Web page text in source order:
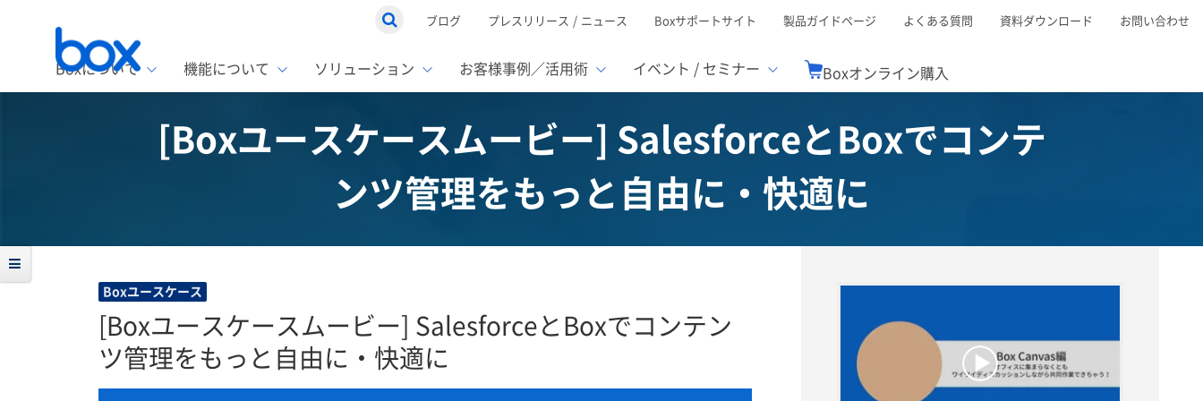
ブログ プレスリリース / ニュース Boxサポートサイト 製品ガイドページ よくある質問 資料ダウンロード お問い合わせ
Boxについて
Boxとは
Boxの特徴
コスト削減
安全なファイル共有
Boxが選ばれる理由
Box製品セミナー
外部からの評価
機能について
Boxの機能TOP
Box Enterprise
Box AI
Box Doc Gen
Box Forms
連携サービスTOP
Microsoft連携
Salesforce連携
集
機能一覧表
ソリューション
ソリューション
課題別 業種別
ファイルサーバー容量ひっ迫
情報の脱サイロ化
DXの推進
脱PPAP
ランサムウェア対策
情報漏洩の防止
AIの活用
コンサルティング
（次世代のシステムを考えるコミュニティ）
お客様事例／活用術
お客様活用事例
企業規模で選ぶ
2,001名〜5,000名
5,001名〜
シーン別活用術
クラウドストレージ
イベント / セミナー
製品セミナーTOP イベント・セミナーTOP イベント・セミナーレポート
Boxオンライン購入
[Boxユースケースムービー] SalesforceとBoxでコンテ
ンツ管理をもっと自由に・快適に
Boxユースケース
[Boxユースケースムービー] SalesforceとBoxでコンテン
ツ管理をもっと自由に・快適に